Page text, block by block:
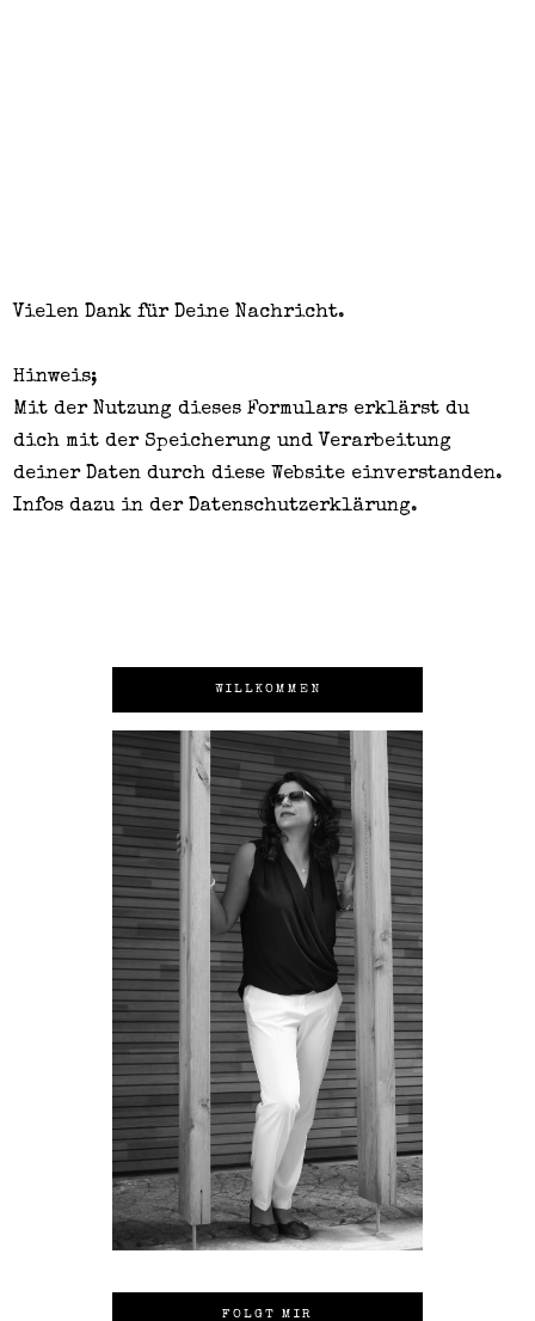
Vielen Dank für Deine Nachricht.
Hinweis;
Mit der Nutzung dieses Formulars erklärst du
dich mit der Speicherung und Verarbeitung
deiner Daten durch diese Website einverstanden.
Infos dazu in derDatenschutzerklärung.
WILLKOMMEN
FOLGT MIR